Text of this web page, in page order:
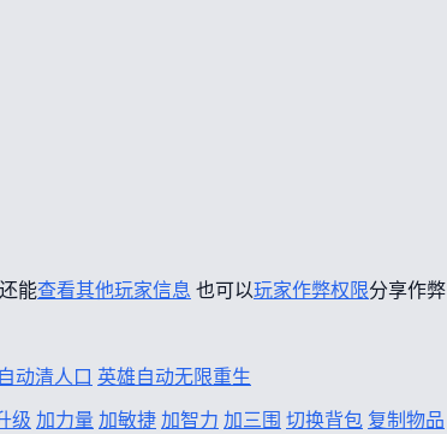
能查看其他玩家信息 也可以玩家作弊权限分享作弊
自动清人口 英雄自动无限重生
级 加力量 加敏捷加智力 加三围 切换背包 复制物品